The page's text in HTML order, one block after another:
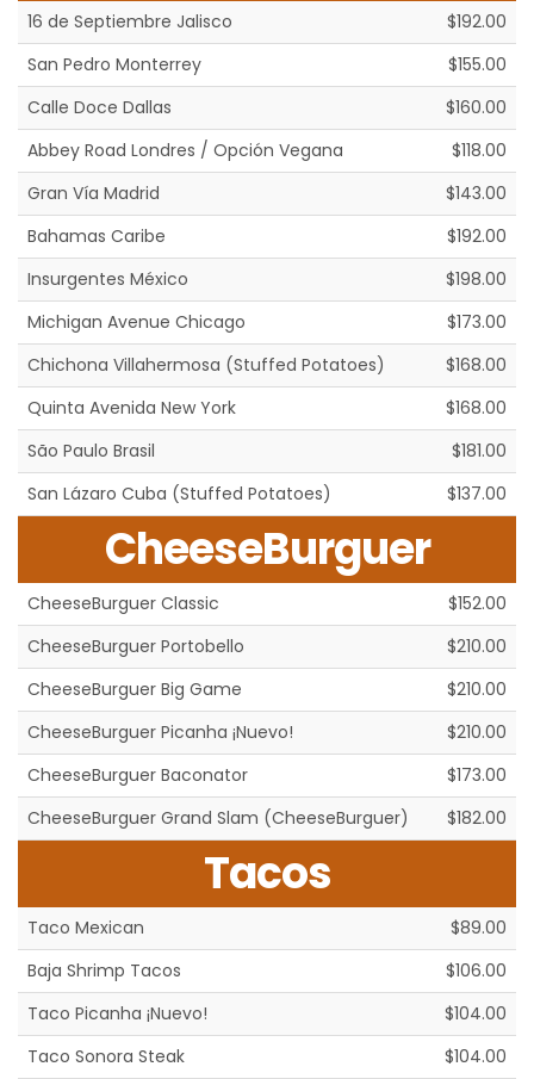
16 de Septiembre Jalisco
$192.00
San Pedro Monterrey
$155.00
Calle Doce Dallas
$160.00
Abbey Road Londres / Opción Vegana
$118.00
Gran Vía Madrid
$143.00
Bahamas Caribe
$192.00
Insurgentes México
$198.00
Michigan Avenue Chicago
$173.00
Chichona Villahermosa (Stuffed Potatoes)
$168.00
Quinta Avenida New York
$168.00
São Paulo Brasil
$181.00
San Lázaro Cuba (Stuffed Potatoes)
$137.00
CheeseBurguer
CheeseBurguer Classic
$152.00
CheeseBurguer Portobello
$210.00
CheeseBurguer Big Game
$210.00
CheeseBurguer Picanha ¡Nuevo!
$210.00
CheeseBurguer Baconator
$173.00
CheeseBurguer Grand Slam (CheeseBurguer)
$182.00
Tacos
Taco Mexican
$89.00
Baja Shrimp Tacos
$106.00
Taco Picanha ¡Nuevo!
$104.00
Taco Sonora Steak
$104.00